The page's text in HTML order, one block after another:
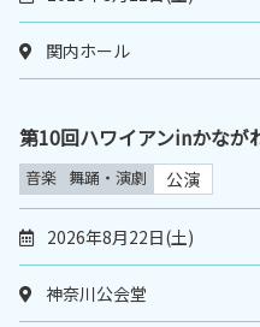
関内ホール
第10回ハワイアンinかなが
音楽 舞踊・演劇 公演
2026年8月22日(土)
神奈川公会堂